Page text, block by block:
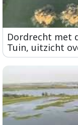
Dordrecht met
Tuin, uitzicht